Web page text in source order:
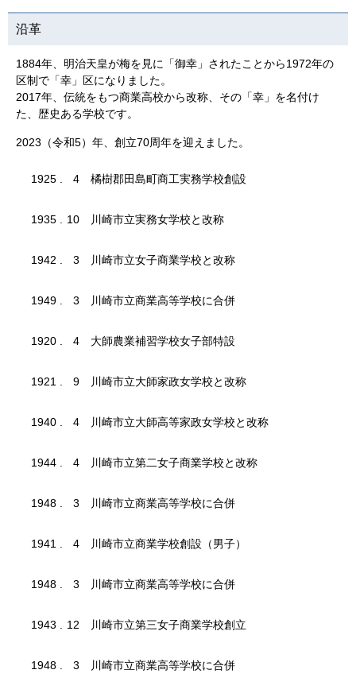
沿革
1884年、明治天皇が梅を見に「御幸」されたことから1972年の
区制で「幸」区になりました。
2017年、伝統をもつ商業高校から改称、その「幸」を名付け
た、歴史ある学校です。
2023（令和5）年、創立70周年を迎えました。
1925 4 橘樹郡田島町商工実務学校創設
1935 10 川崎市立実務女学校と改称
1942 3 川崎市立女子商業学校と改称
1949 3 川崎市立商業高等学校に合併
1920 4 大師農業補習学校女子部特設
1921 9 川崎市立大師家政女学校と改称
1940 4 川崎市立大師高等家政女学校と改称
1944 4 川崎市立第二女子商業学校と改称
1948 3 川崎市立商業高等学校に合併
1941 4 川崎市立商業学校創設（男子）
1948 3 川崎市立商業高等学校に合併
1943 12 川崎市立第三女子商業学校創立
1948 3 川崎市立商業高等学校に合併